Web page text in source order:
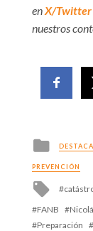
en X/Twitter
nuestros
Posted
in
PREVENCIÓN
Tagged
with
FANB
Preparación